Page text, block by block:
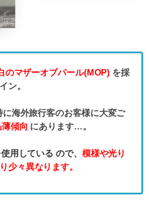
のマザーオブパール(MOP) を採
ン。
に海外旅行客のお客様に大変ご
傾向 にあります…。
用しているので、 模様や光り
少々異なります。